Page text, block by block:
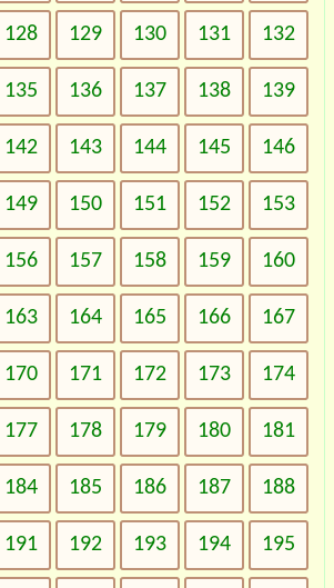
128 129 130 131 132
135 136 137 138 139
142 143 144 145 146
149 150 151 152 153
156 157 158 159 160
163 164 165 166 167
170 171 172 173 174
177 178 179 180 181
184 185 186 187 188
191 192 193 194 195